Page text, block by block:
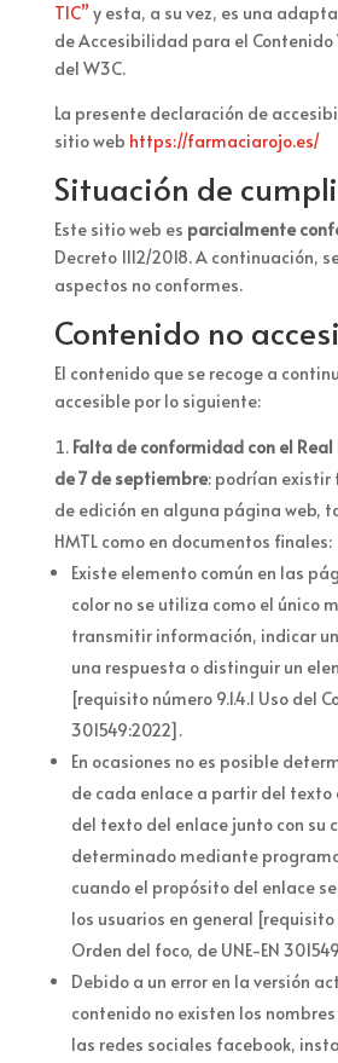
TIC”y esta, a su vez, es una
de Accesibilidad para el Contenido
del W3C.
La presente declaración de
sitio web https://farmaciarojo.es/
Situación de
Este sitio web es parcialmente
Decreto 1112/2018. A continuación,
aspectos no conformes.
Contenido no
El contenido que se recoge a
accesible por lo siguiente:
Falta de conformidad con el Real
de 7 de septiembre: podrían existir
de edición en alguna página web,
HMTL como en documentos finales:
Existe elemento común en las
color no se utiliza como el único
transmitir información, indicar
una respuesta o distinguir un
[requisito número 9.1.4.1 Uso del
301549:2022].
En ocasiones no es posible
de cada enlace a partir del texto
del texto del enlace junto con su
determinado mediante
cuando el propósito del enlace
los usuarios en general [requisito
Orden del foco, de UNE-EN
Debido a un error en la versión
contenido no existen los
las redes sociales facebook,